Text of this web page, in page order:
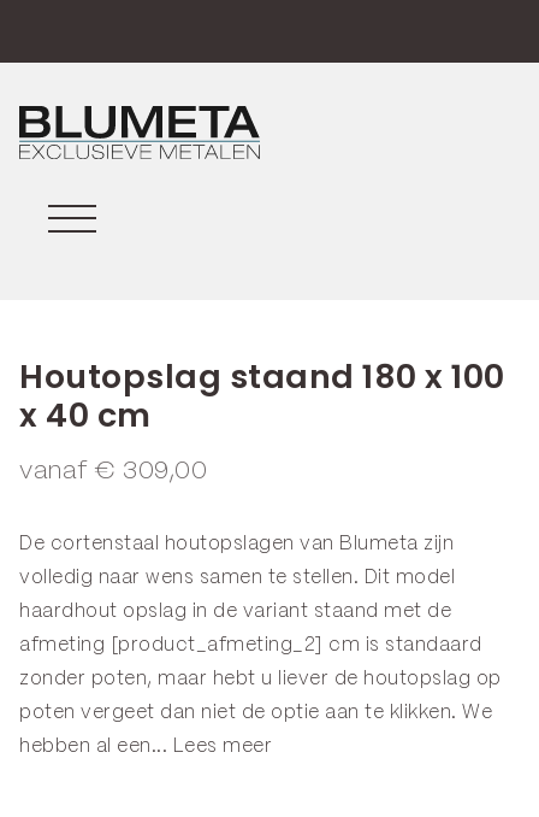
Houtopslag staand 180 x 100
x 40 cm
vanaf € 309,00
De cortenstaal houtopslagen van Blumeta zijn
volledig naar wens samen te stellen. Dit model
haardhout opslag in de variant staand met de
afmeting [product_afmeting_2] cm is standaard
zonder poten, maar hebt u liever de houtopslag op
poten vergeet dan niet de optie aan te klikken. We
hebben al een... Lees meer